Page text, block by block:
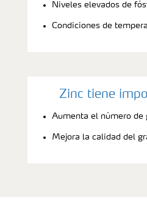
Niveles elevados de
Condiciones de
Zinc tiene
Aumenta el número de
Mejora la calidad del